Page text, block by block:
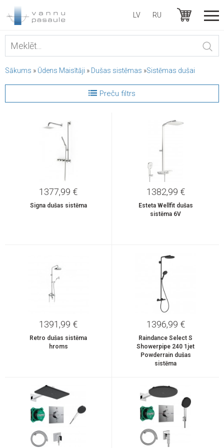
LV RU
Sākums » Ūdens Maisītāji » Dušas sistēmas »Sistēmas dušai
Preču filtrs
1377,99 €
Signa dušas sistēma
1382,99 €
Esteta Wellfit dušas
sistēma 6V
1391,99 €
Retro dušas sistēma
hroms
1396,99 €
Raindance Select S
Showerpipe 240 1jet
Powderrain dušas
sistēma